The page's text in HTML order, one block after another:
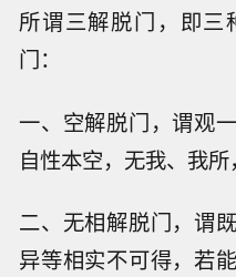
所谓三解脱门，即三
门：
一、空解脱门，谓观
自性本空，无我、我所
二、无相解脱门，谓
异等相实不可得，若